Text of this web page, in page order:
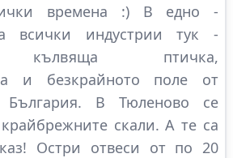
времена :) В едно -
всички индустрии тук -
кълвяща птичка,
и безкрайното поле от
България. В Тюленово се
скали. А те са
Остри отвеси от по 20